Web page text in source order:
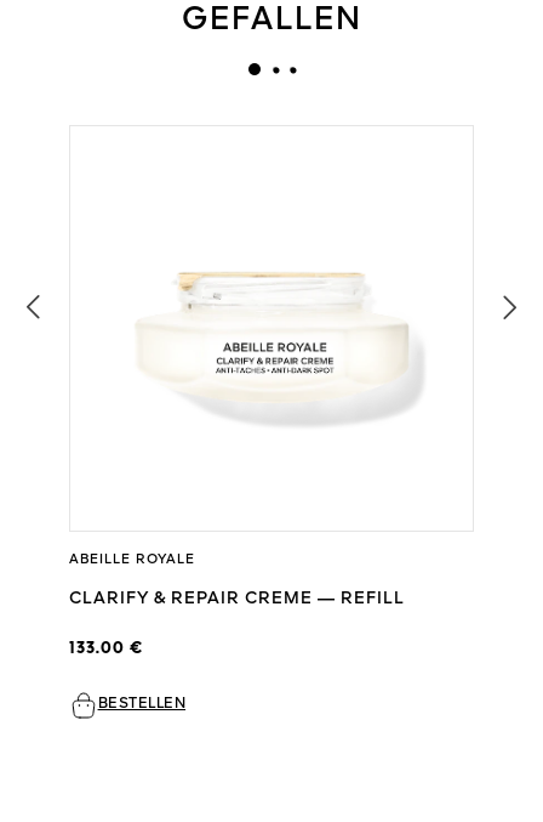
GEFALLEN
ABEILLE ROYALE
CLARIFY & REPAIR CREME — REFILL
133.00 €
BESTELLEN